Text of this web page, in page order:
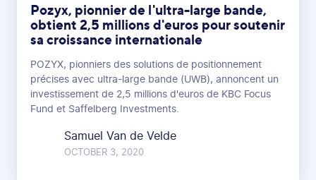
Pozyx, pionnier de l'ultra-large bande,
obtient 2,5 millions d'euros pour soutenir
sa croissance internationale
POZYX, pionniers des solutions de positionnement
précises avec ultra-large bande (UWB), annoncent un
investissement de 2,5 millions d'euros de KBC Focus
Fund et Saffelberg Investments.
Samuel Van de Velde
OCTOBER 3, 2020